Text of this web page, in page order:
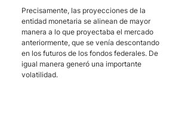
Precisamente, las proyecciones de la
entidad monetaria se alinean de mayor
manera a lo que proyectaba el mercado
anteriormente, que se venía descontando
en los futuros de los fondos federales. De
igual manera generó una importante
volatilidad.